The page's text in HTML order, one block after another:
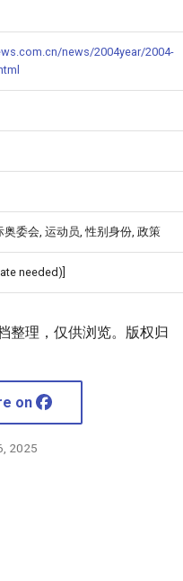
news/2004year/2004-
奥委会, 运动员, 性别身份, 政策
needed)]
整理，仅供浏览。版权归
on
2025